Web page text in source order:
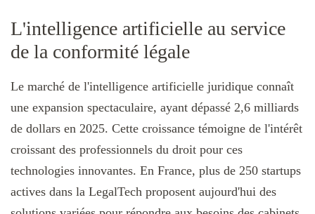
L'intelligence artificielle au service
de la conformité légale
Le marché de l'intelligence artificielle juridique connaît
une expansion spectaculaire, ayant dépassé 2,6 milliards
de dollars en 2025. Cette croissance témoigne de l'intérêt
croissant des professionnels du droit pour ces
technologies innovantes. En France, plus de 250 startups
actives dans la LegalTech proposent aujourd'hui des